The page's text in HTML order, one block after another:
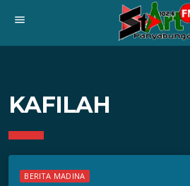
menu
KAFILAH
BERITA MADINA